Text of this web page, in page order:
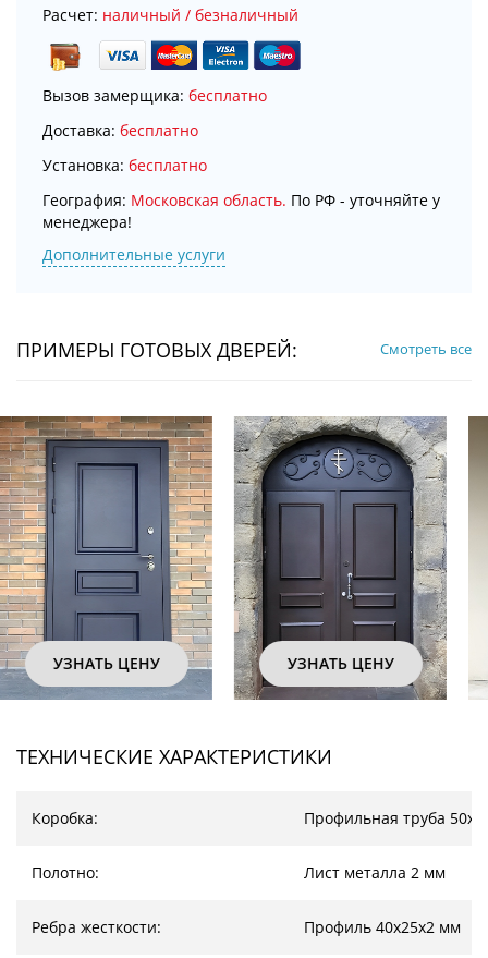
Расчет: наличный / безналичный
Вызов замерщика: бесплатно
Доставка: бесплатно
Установка: бесплатно
География: Московская область. По РФ - уточняйте у
менеджера!
Дополнительные услуги
ПРИМЕРЫ ГОТОВЫХ ДВЕРЕЙ: Смотреть все
УЗНАТЬ ЦЕНУ УЗНАТЬ ЦЕНУ
ТЕХНИЧЕСКИЕ ХАРАКТЕРИСТИКИ
Коробка: Профильная труба
Полотно: Лист металла 2 мм
Ребра жесткости: Профиль 40х25х2 мм